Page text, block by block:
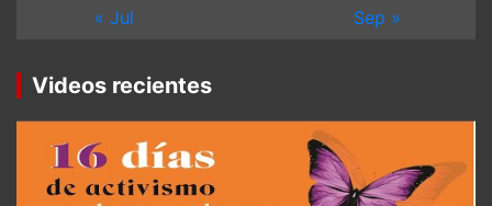
« Jul
Sep »
Videos recientes